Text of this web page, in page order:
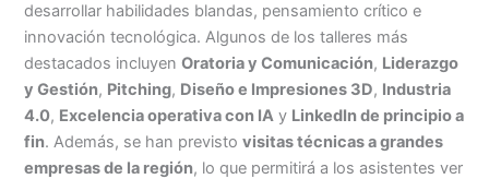
desarrollar habilidades blandas, pensamiento crítico e
innovación tecnológica. Algunos de los talleres más
destacados incluyenOratoria y Comunicación, Liderazgo
y Gestión, Pitching, Diseño e Impresiones 3D, Industria
4.0, Excelencia operativa con IA y LinkedIn de principio a
fin. Además, se han previstovisitas técnicas a grandes
empresas de la región, lo que permitirá a los asistentes ver